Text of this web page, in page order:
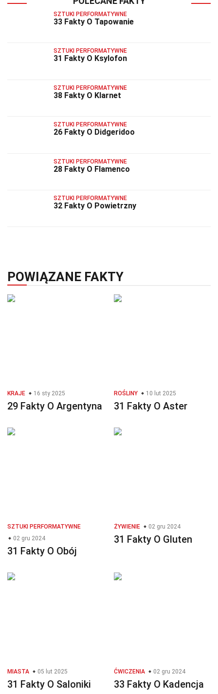
SZTUKI PERFORMATYWNE
33 Fakty O Tapowanie
SZTUKI PERFORMATYWNE
31 Fakty O Ksylofon
SZTUKI PERFORMATYWNE
38 Fakty O Klarnet
SZTUKI PERFORMATYWNE
26 Fakty O Didgeridoo
SZTUKI PERFORMATYWNE
28 Fakty O Flamenco
SZTUKI PERFORMATYWNE
32 Fakty O Powietrzny
POWIĄZANE FAKTY
KRAJE 16 sty 2025
29 Fakty O Argentyna
ROŚLINY 10 lut 2025
31 Fakty O Aster
SZTUKI PERFORMATYWNE
02 gru 2024
31 Fakty O Obój
ŻYWIENIE 02 gru 2024
31 Fakty O Gluten
MIASTA 05 lut 2025
31 Fakty O Saloniki
ĆWICZENIA 02 gru 2024
33 Fakty O Kadencja